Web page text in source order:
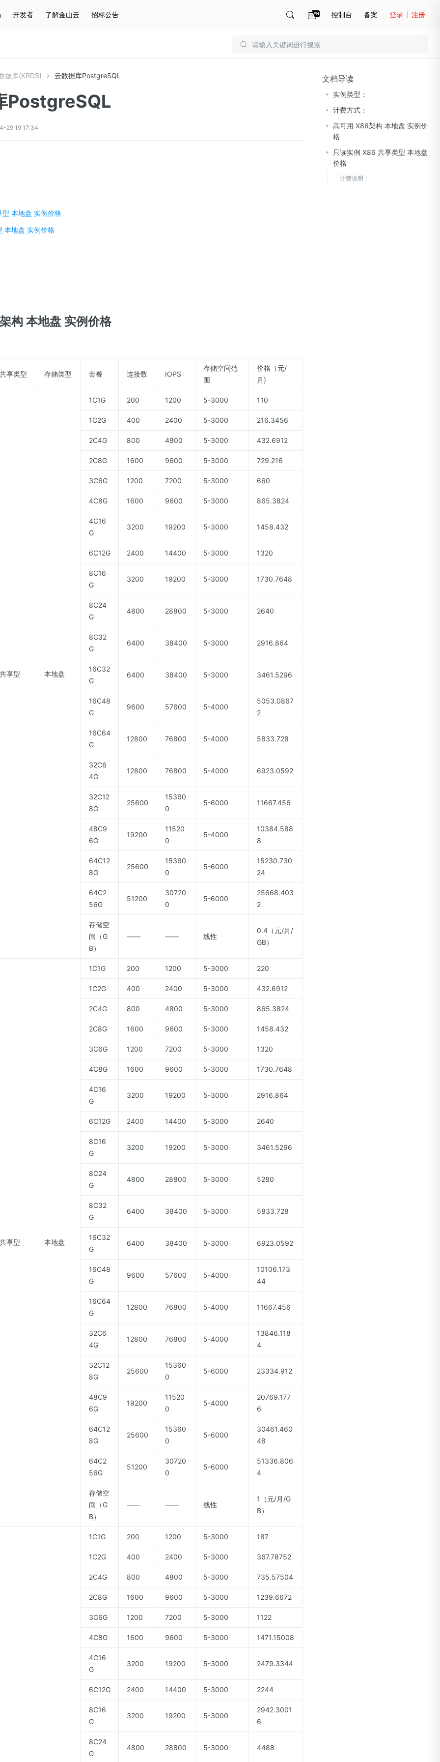
开发者 了解金山云 招标公告 控制台 备案 登录 注册
据库(KRDS) 云数据库PostgreSQL
PostgreSQL
29 19:17:34
本地盘 实例价格
本地盘 实例价格
构 本地盘 实例价格
共享类型 存储类型 套餐 连接数 IOPS
存储空间范
围
价格（元/
月)
共享型 本地盘
1C1G 200 1200 5-3000 110
1C2G 400 2400 5-3000 216.3456
2C4G 800 4800 5-3000 432.6912
2C8G 1600 9600 5-3000 729.216
3C6G 1200 7200 5-3000 660
4C8G 1600 9600 5-3000 865.3824
4C16
G
3200 19200 5-3000 1458.432
6C12G 2400 14400 5-3000 1320
8C16
G
3200 19200 5-3000 1730.7648
8C24
G
4800 28800 5-3000 2640
8C32
G
6400 38400 5-3000 2916.864
16C32
G
6400 38400 5-3000 3461.5296
16C48
G
9600 57600 5-4000
5053.0867
2
16C64
G
12800 76800 5-4000 5833.728
32C6
4G
12800 76800 5-4000 6923.0592
32C12
8G
25600
15360
0
5-6000 11667.456
48C9
6G
19200
11520
0
5-4000
10384.588
8
64C12
8G
25600
15360
0
5-6000
15230.730
24
64C2
56G
51200
30720
0
5-6000
25668.403
2
存储空
间（G
B）
—— —— 线性
0.4（元/月/
GB）
共享型 本地盘
1C1G 200 1200 5-3000 220
1C2G 400 2400 5-3000 432.6912
2C4G 800 4800 5-3000 865.3824
2C8G 1600 9600 5-3000 1458.432
3C6G 1200 7200 5-3000 1320
4C8G 1600 9600 5-3000 1730.7648
4C16
G
3200 19200 5-3000 2916.864
6C12G 2400 14400 5-3000 2640
8C16
G
3200 19200 5-3000 3461.5296
8C24
G
4800 28800 5-3000 5280
8C32
G
6400 38400 5-3000 5833.728
16C32
G
6400 38400 5-3000 6923.0592
16C48
G
9600 57600 5-4000
10106.173
44
16C64
G
12800 76800 5-4000 11667.456
32C6
4G
12800 76800 5-4000
13846.118
4
32C12
8G
25600
15360
0
5-6000 23334.912
48C9
6G
19200
11520
0
5-4000
20769.177
6
64C12
8G
25600
15360
0
5-6000
30461.460
48
64C2
56G
51200
30720
0
5-6000
51336.806
4
存储空
间（G
B）
—— —— 线性
1（元/月/G
B）
1C1G 200 1200 5-3000 187
1C2G 400 2400 5-3000 367.78752
2C4G 800 4800 5-3000 735.57504
2C8G 1600 9600 5-3000 1239.6672
3C6G 1200 7200 5-3000 1122
4C8G 1600 9600 5-3000 1471.15008
4C16
G
3200 19200 5-3000 2479.3344
6C12G 2400 14400 5-3000 2244
8C16
G
3200 19200 5-3000
2942.3001
6
8C24
G
4800 28800 5-3000 4488
文档导读
实例类型：
计费方式：
高可用 X86架构 本地盘 实例价
格
只读实例 X86 共享类型 本地盘
价格
计费说明：